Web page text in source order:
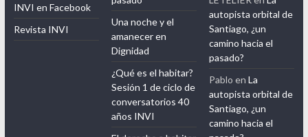
INVI en Facebook
Revista INVI
pasado
Una noche y el
amanecer en
Dignidad
¿Qué es el habitar?
Sesión 1 de ciclo de
conversatorios 40
años INVI
LETELIER enLa
autopista orbital de
Santiago, ¿un
camino hacia el
pasado?
Pablo enLa
autopista orbital de
Santiago, ¿un
camino hacia el